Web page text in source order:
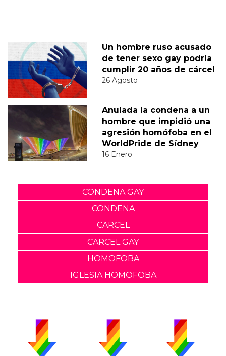
Un hombre ruso acusado
de tener sexo gay podría
cumplir 20 años de cárcel
26 Agosto
Anulada la condena a un
hombre que impidió una
agresión homófoba en el
WorldPride de Sídney
16 Enero
CONDENA GAY
CONDENA
CARCEL
CARCEL GAY
HOMOFOBA
IGLESIA HOMOFOBA